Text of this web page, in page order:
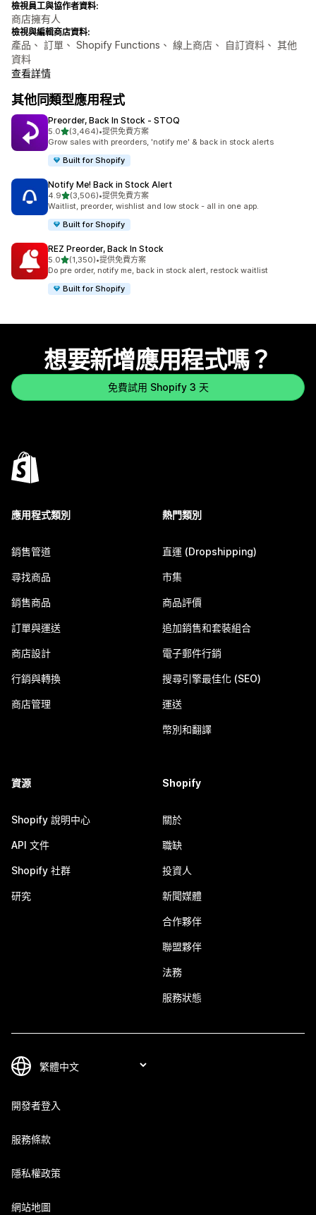
檢視員工與協作者資料:
商店擁有人
檢視與編輯商店資料:
產品、 訂單、 Shopify Functions、 線上商店、 自訂資料、 其他
資料
查看詳情
其他同類型應用程式
Preorder, Back In Stock ‑ STOQ
5.0滿分 5 顆星
(3,464)
共有 3464 則評價
•提供免費方案
Grow sales with preorders, 'notify me' & back in stock alerts
Built for Shopify
Notify Me! Back in Stock Alert
4.9滿分 5 顆星
(3,506)
共有 3506 則評價
•提供免費方案
Waitlist, preorder, wishlist and low stock - all in one app.
Built for Shopify
REZ Preorder, Back In Stock
5.0滿分 5 顆星
(1,350)
共有 1350 則評價
•提供免費方案
Do pre order, notify me, back in stock alert, restock waitlist
Built for Shopify
想要新增應用程式嗎？
免費試用 Shopify 3 天
應用程式類別
銷售管道
尋找商品
銷售商品
訂單與運送
商店設計
行銷與轉換
商店管理
熱門類別
直運 (Dropshipping)
市集
商品評價
追加銷售和套裝組合
電子郵件行銷
搜尋引擎最佳化 (SEO)
運送
幣別和翻譯
資源
Shopify 說明中心
API 文件
Shopify 社群
研究
Shopify
關於
職缺
投資人
新聞媒體
合作夥伴
聯盟夥伴
法務
服務狀態
開發者登入
服務條款
隱私權政策
網站地圖